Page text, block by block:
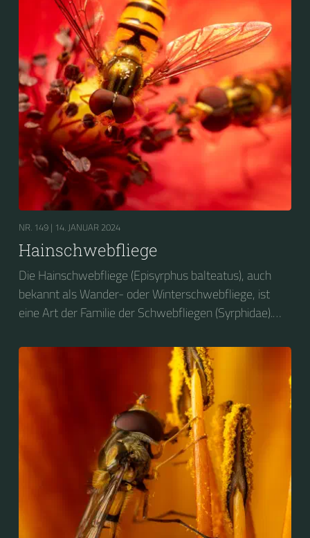
NR. 149 | 14. JANUAR 2024
Hainschwebfliege
Die Hainschwebfliege (Episyrphus balteatus), auch
bekannt als Wander- oder Winterschwebfliege, ist
eine Art der Familie der Schwebfliegen (Syrphidae).
gewählt....